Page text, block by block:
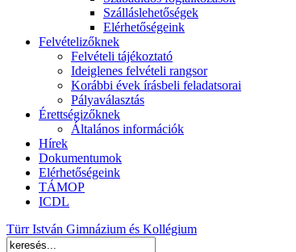
Szálláslehetőségek
Elérhetőségeink
Felvételizőknek
Felvételi tájékoztató
Ideiglenes felvételi rangsor
Korábbi évek írásbeli feladatsorai
Pályaválasztás
Érettségizőknek
Általános információk
Hírek
Dokumentumok
Elérhetőségeink
TÁMOP
ICDL
Türr István Gimnázium és Kollégium